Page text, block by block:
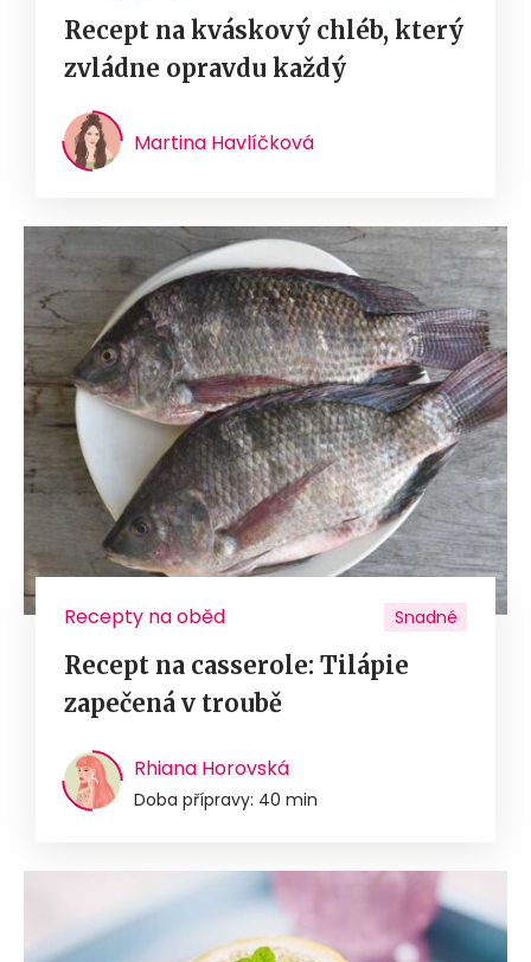
Recept na kváskový chléb, který
zvládne opravdu každý
Martina Havlíčková
Recepty na oběd Snadné
Recept na casserole: Tilápie
zapečená v troubě
Rhiana Horovská
Doba přípravy: 40 min